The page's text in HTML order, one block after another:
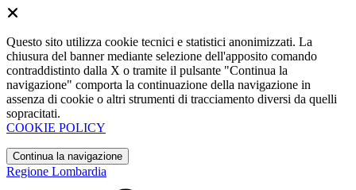
Questo sito utilizza cookie tecnici e statistici anonimizzati. La
chiusura del banner mediante selezione dell'apposito comando
contraddistinto dalla X o tramite il pulsante "Continua la
navigazione" comporta la continuazione della navigazione in
assenza di cookie o altri strumenti di tracciamento diversi da quelli
sopracitati.
COOKIE POLICY
Continua la navigazione
Regione Lombardia